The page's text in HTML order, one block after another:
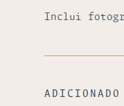
Inclui
ADICIONADO